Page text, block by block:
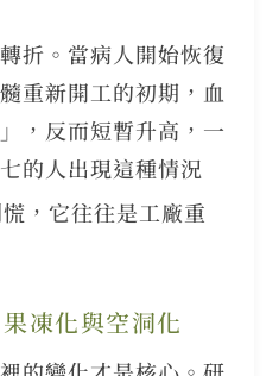
折。當病人開始恢復
重新開工的初期，血
，反而短暫升高，一
的人出現這種情況
，它往往是工廠重
凍化與空洞化